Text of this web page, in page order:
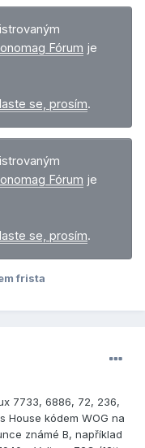
Fórum je
se, prosím.
Fórum je
se, prosím.
frista
7733, 6886, 72, 236,
House kódem WOG na
známé B, například